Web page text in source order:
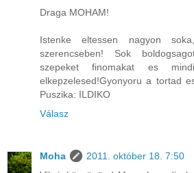
Draga MOHAM!
Istenke eltessen nagyon soka,
szerencseben! Sok
szepeket finomakat es
elkepzelesed!Gyonyoru a tortad
Puszika: ILDIKO
Válasz
Moha
2011. október 18. 7:50